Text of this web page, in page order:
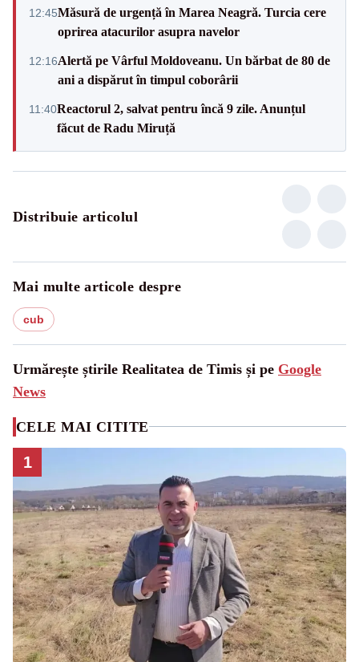
12:45Măsură de urgență în Marea Neagră. Turcia cere
oprirea atacurilor asupra navelor
12:16Alertă pe Vârful Moldoveanu. Un bărbat de 80 de
ani a dispărut în timpul coborârii
11:40Reactorul 2, salvat pentru încă 9 zile. Anunțul
făcut de Radu Miruță
Distribuie articolul
Mai multe articole despre
cub
Urmărește știrile Realitatea de Timis și pe Google
News
CELE MAI CITITE
1